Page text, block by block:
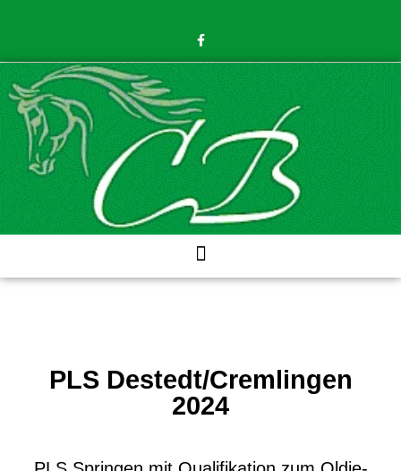
PLS Destedt/Cremlingen
2024